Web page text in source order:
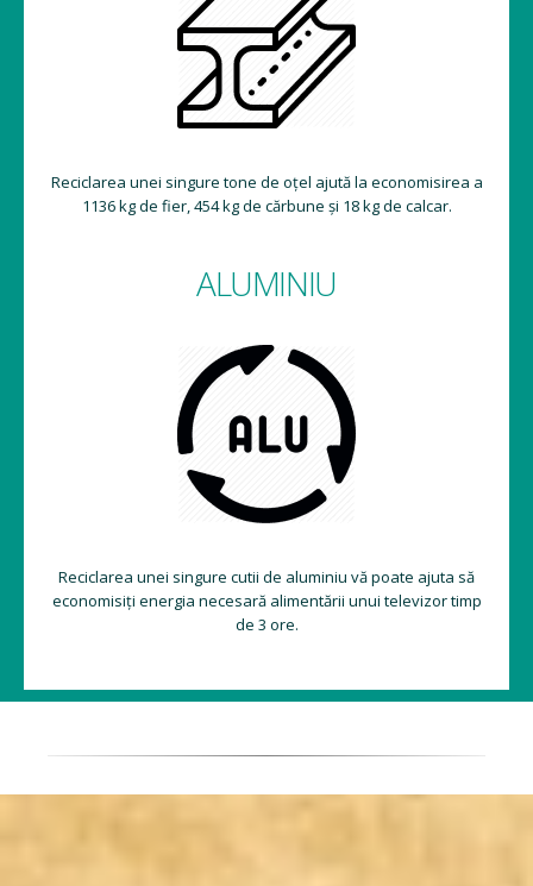
Reciclarea unei singure tone de oțel ajută la economisirea a
1136 kg de fier, 454 kg de cărbune și 18 kg de calcar.
ALUMINIU
Reciclarea unei singure cutii de aluminiu vă poate ajuta să
economisiți energia necesară alimentării unui televizor timp
de 3 ore.